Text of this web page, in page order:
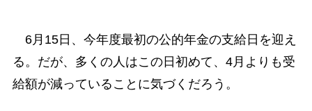
6月15日、今年度最初の公的年金の支給日を迎え
る。だが、多くの人はこの日初めて、4月よりも受
給額が減っていることに気づくだろう。